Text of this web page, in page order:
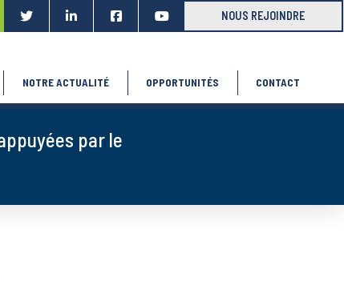
NOUS REJOINDRE
NOTRE ACTUALITÉ OPPORTUNITÉS CONTACT
par le